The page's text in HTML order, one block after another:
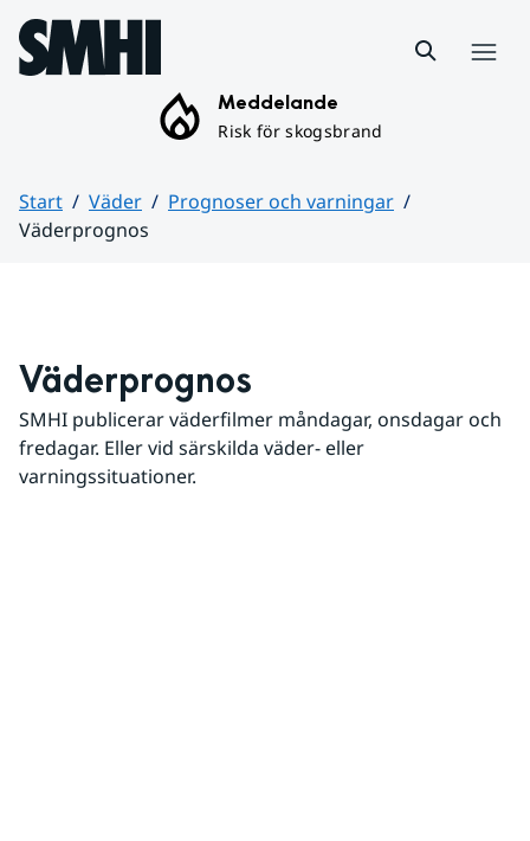
Hoppa till sidans innehåll
Meddelande
Risk för skogsbrand
Start Väder
Prognoser och varningar
Väderprognos
Väderprognos
SMHI publicerar väderfilmer måndagar, onsdagar och
fredagar. Eller vid särskilda väder- eller
varningssituationer.